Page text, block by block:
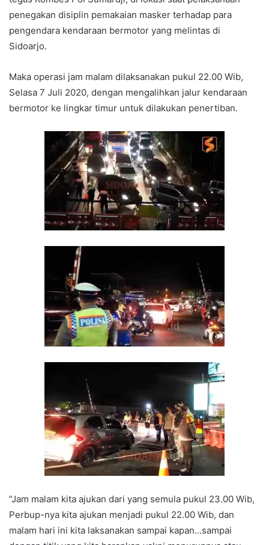
penegakan disiplin pemakaian masker terhadap para
pengendara kendaraan bermotor yang melintas di
Sidoarjo.
Maka operasi jam malam dilaksanakan pukul 22.00 Wib,
Selasa 7 Juli 2020, dengan mengalihkan jalur kendaraan
bermotor ke lingkar timur untuk dilakukan penertiban.
“Jam malam kita ajukan dari yang semula pukul 23.00 Wib,
Perbup-nya kita ajukan menjadi pukul 22.00 Wib, dan
malam hari ini kita laksanakan sampai kapan…sampai